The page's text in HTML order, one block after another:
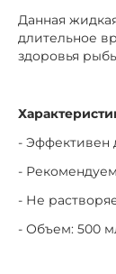
Данная
длительное
здоровья
- Эффективен
-
- Не
- Объем: 500